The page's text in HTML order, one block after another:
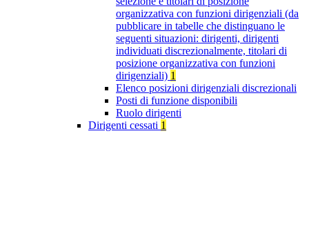
organizzativa con funzioni dirigenziali (da
pubblicare in tabelle che distinguano le
seguenti situazioni: dirigenti, dirigenti
individuati discrezionalmente, titolari di
posizione organizzativa con funzioni
dirigenziali) 1
Elenco posizioni dirigenziali discrezionali
Posti di funzione disponibili
Ruolo dirigenti
Dirigenti cessati 1